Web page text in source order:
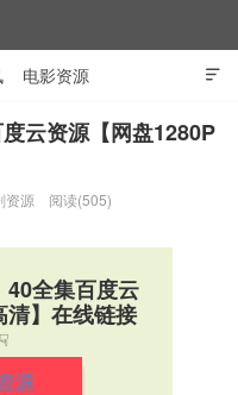

电影资源
云资源【网盘1280P
资源 阅读(505)
40全集百度云
清】在线链接
源